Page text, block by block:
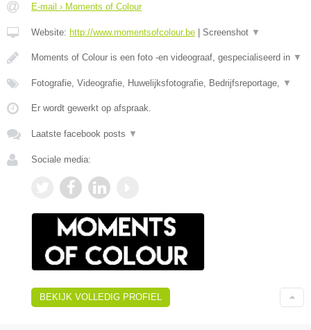
E-mail › Moments of Colour
Website: http://www.momentsofcolour.be Screenshot ▼
Moments of Colour is een foto -en videograaf, gespecialiseerd in ▼
Fotografie, Videografie, Huwelijksfotografie, Bedrijfsreportage, ▼
Er wordt gewerkt op afspraak.
Laatste facebook posts ▼
Sociale media:
BEKIJK VOLLEDIG PROFIEL